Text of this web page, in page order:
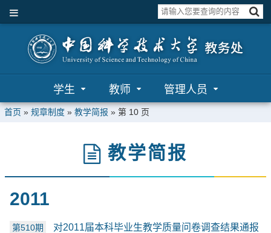
学生 教师 管理人员
首页 » 规章制度 » 教学简报 » 第 10 页
教学简报
2011
第510期 对2011届本科毕业生教学质量问卷调查结果通报